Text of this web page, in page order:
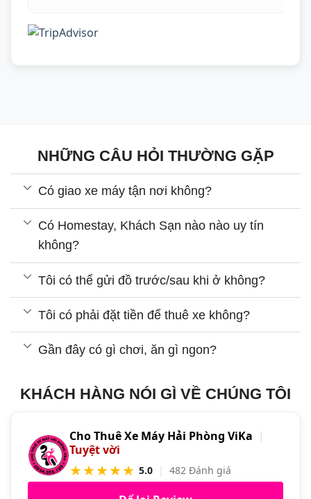
NHỮNG CÂU HỎI THƯỜNG GẶP
Có giao xe máy tận nơi không?
Có Homestay, Khách Sạn nào nào uy tín
không?
Tôi có thể gửi đồ trước/sau khi ở không?
Tôi có phải đặt tiền để thuê xe không?
Gần đây có gì chơi, ăn gì ngon?
KHÁCH HÀNG NÓI GÌ VỀ CHÚNG TÔI
Cho Thuê Xe Máy Hải Phòng ViKa |
Tuyệt vời
★★★★★ 5.0 | 482 Đánh giá